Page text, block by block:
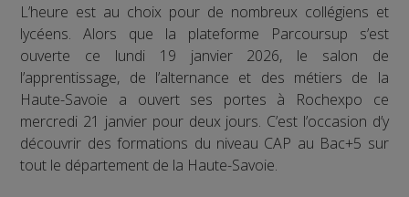
L’heure est au choix pour de nombreux collégiens et
lycéens. Alors que la plateforme Parcoursup s’est
ouverte ce lundi 19 janvier 2026, le salon de
l’apprentissage, de l’alternance et des métiers de la
Haute-Savoie a ouvert ses portes à Rochexpo ce
mercredi 21 janvier pour deux jours. C’est l’occasion d’y
découvrir des formations du niveau CAP au Bac+5 sur
tout le département de la Haute-Savoie.